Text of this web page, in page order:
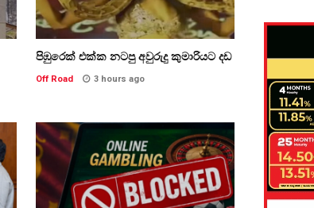
පිඹුරෙක් එක්ක නටපු අවුරුදු කුමාරියට දඩ
Off Road 3 hours ago